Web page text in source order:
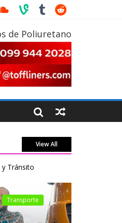
de Poliuretano
View All
Tránsito
Transporte